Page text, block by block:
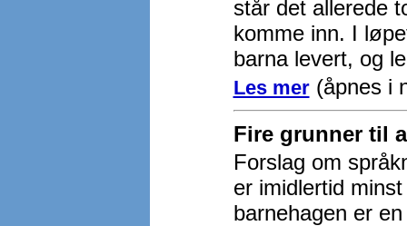
står det allerede
komme inn. I
barna levert, og
Les mer(åpnes i
Fire grunner til
Forslag om
er imidlertid
barnehagen er